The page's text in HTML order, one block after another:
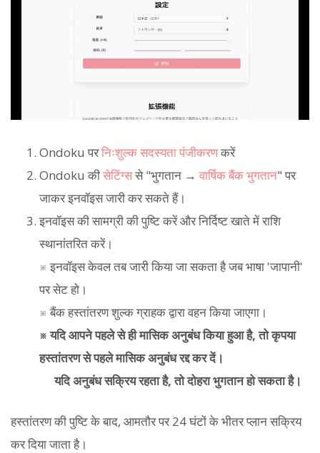
Ondoku परनिःशुल्क सदस्यता पंजीकरणकरें
Ondoku कीसेटिंग्ससे "भुगतान → वार्षिक बैंक भुगतान" पर
जाकर इनवॉइस जारी कर सकते हैं।
इनवॉइस की सामग्री की पुष्टि करें और निर्दिष्ट खाते में राशि
स्थानांतरित करें।
※ इनवॉइस केवल तब जारी किया जा सकता है जब भाषा 'जापानी'
पर सेट हो।
※ बैंक हस्तांतरण शुल्क ग्राहक द्वारा वहन किया जाएगा।
※ यदि आपने पहले से ही मासिक अनुबंध किया हुआ है, तो कृपया
हस्तांतरण से पहले मासिक अनुबंध रद्द कर दें।
यदि अनुबंध सक्रिय रहता है, तो दोहरा भुगतान हो सकता है।
हस्तांतरण की पुष्टि के बाद, आमतौर पर 24 घंटों के भीतर प्लान सक्रिय
कर दिया जाता है।